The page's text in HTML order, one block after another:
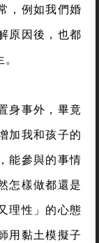
，例如我們婚
原因後，也都
身事外，畢竟
加我和孩子的
能參與的事情
怎樣做都還是
理性」的心態
用黏土模擬子